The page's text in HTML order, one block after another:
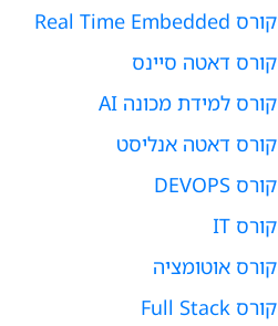
קורס Real Time Embedded
קורס דאטה סיינס
קורס למידת מכונה AI
קורס דאטה אנליסט
קורס DEVOPS
קורס IT
קורס אוטומציה
קורס Full Stack